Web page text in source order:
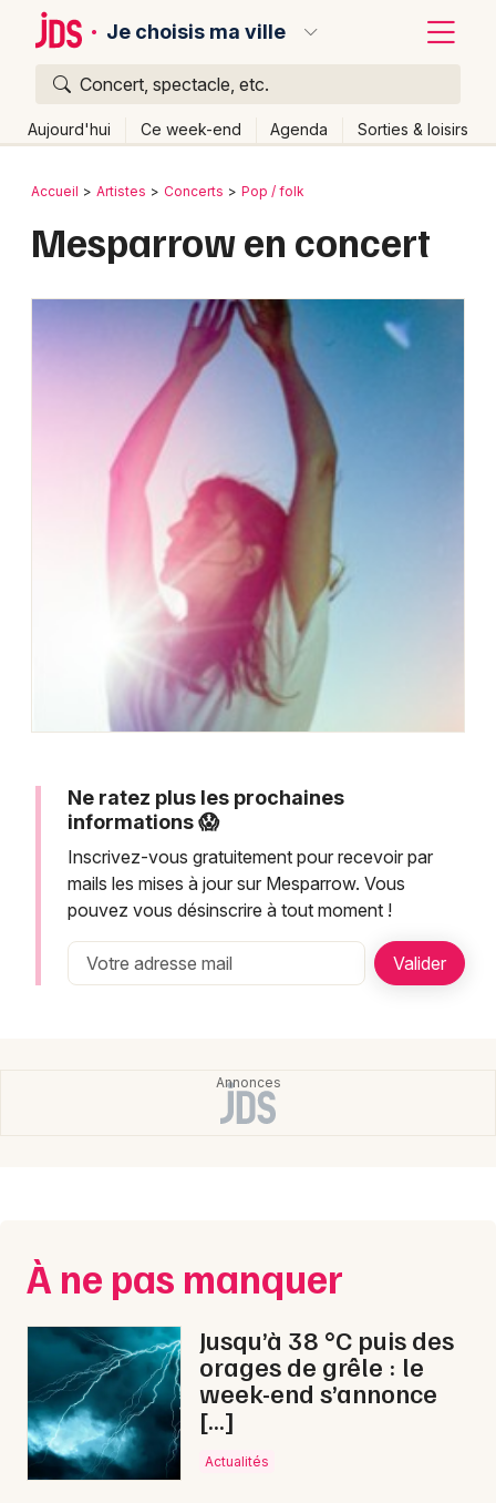
Je choisis ma ville
Concert, spectacle, etc.
Aujourd'hui Ce week-end Agenda Sorties & loisirs
Publier un événement
Grands événements
Activité & Expérience
Manifestations
Foires & salons
Expos
Sorties & loisirs
Choisir mes départements
Bordeaux
Mulhouse
Toulouse
Retour
Accueil Artistes Concerts Pop / folk
Mesparrow en concert
Ne ratez plus les prochaines
informations 😱
Inscrivez-vous gratuitement pour recevoir par
mails les mises à jour sur Mesparrow. Vous
pouvez vous désinscrire à tout moment !
À ne pas manquer
Jusqu’à 38 °C puis des
orages de grêle : le
week-end s’annonce
[…]
Actualités
Quoi ?
Où ?
Quand ?
Aujourd'hui
Demain Ce week-end Autre